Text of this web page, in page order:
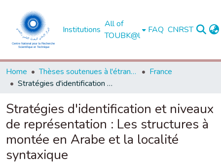
Institutions
All of
TOUBK@l
FAQ CNRST
Home Thèses soutenues à l'étranger
France
Stratégies d'identification et niveaux de représentation : Les structures à montée en Arabe et la localité syntaxique
Stratégies d'identification et niveaux
de représentation : Les structures à
montée en Arabe et la localité
syntaxique